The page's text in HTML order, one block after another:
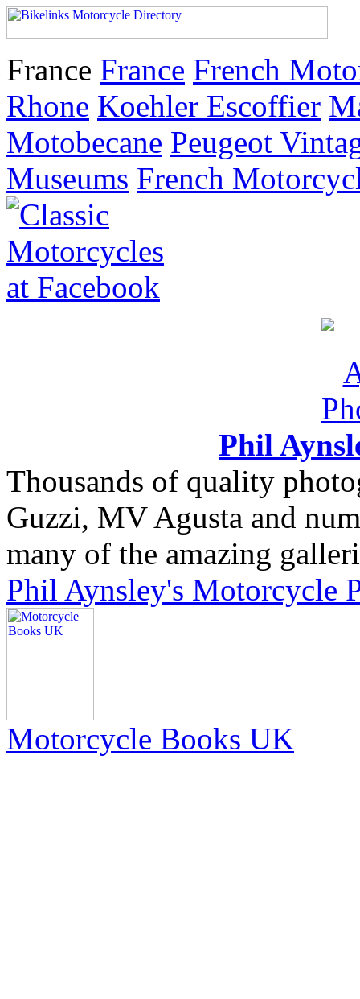
France France French
Rhone Koehler Escoffier
Motobecane Peugeot
Museums French
Phil
Thousands of quality
Guzzi, MV Agusta and
many of the amazing
Phil Aynsley's Motorcycle
Motorcycle Books UK